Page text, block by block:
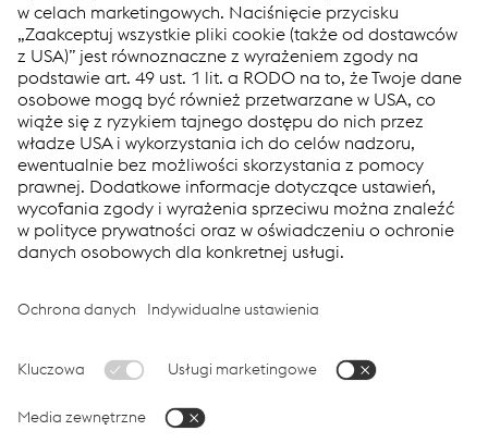
modern and digital railways and simplifies the life of both
operators and final users. New approaches have been
combinded to create maximum safety, security and customer
benefits at each stage of the product lifecycle.
Links
Applications
Products
Services
Job & Career
Data Privacy
Cookie-Settings
voestalpine Group
voestalpine Railway Systems
Products
Follow us: